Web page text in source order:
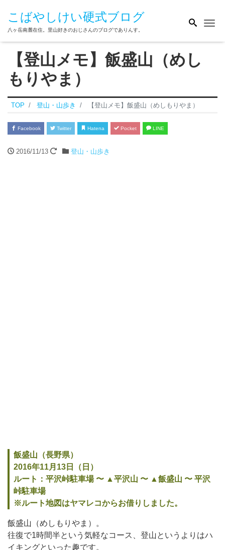
こばやしけい硬式ブログ
八ヶ岳南麓在住。里山好きのおじさんのブログでありんす。
【登山メモ】飯盛山（めし
もりやま）
TOP 登山・山歩き 【登山メモ】飯盛山（めしもりやま）
Facebook Twitter Hatena Pocket LINE
2016/11/13 登山・山歩き
飯盛山（長野県）
2016年11月13日（日）
ルート：平沢峠駐車場 〜 ▲平沢山 〜 ▲飯盛山 〜 平沢
峠駐車場
※ルート地図はヤマレコからお借りしました。
飯盛山（めしもりやま）。
往復で1時間半という気軽なコース、登山というよりはハ
イキングといった趣です。